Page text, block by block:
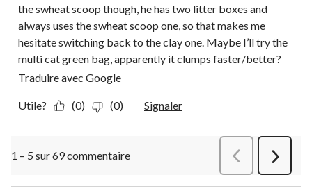
the swheat scoop though, he has two litter boxes and
always uses the swheat scoop one, so that makes me
hesitate switching back to the clay one. Maybe I’ll try the
multi cat green bag, apparently it clumps faster/better?
Traduire avec Google
Utile? (0) (0) Signaler
1 – 5 sur 69 commentaire
Suivant